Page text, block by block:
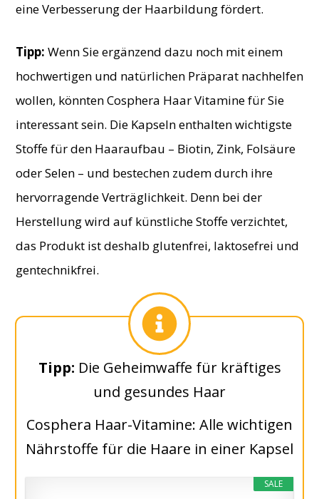
eine Verbesserung der Haarbildung fördert.
Tipp: Wenn Sie ergänzend dazu noch mit einem
hochwertigen und natürlichen Präparat nachhelfen
wollen, könnten Cosphera Haar Vitamine für Sie
interessant sein. Die Kapseln enthalten wichtigste
Stoffe für den Haaraufbau – Biotin, Zink, Folsäure
oder Selen – und bestechen zudem durch ihre
hervorragende Verträglichkeit. Denn bei der
Herstellung wird auf künstliche Stoffe verzichtet,
das Produkt ist deshalb glutenfrei, laktosefrei und
gentechnikfrei.
​Tipp: Die Geheimwaffe für kräftiges
und gesundes Haar
​​Cosphera Haar-Vitamine: Alle wichtigen
Nährstoffe für die Haare in einer Kapsel
SALE